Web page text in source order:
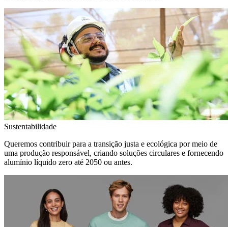
Sustentabilidade
Queremos contribuir para a transição justa e ecológica por meio de
uma produção responsável, criando soluções circulares e fornecendo
alumínio líquido zero até 2050 ou antes.